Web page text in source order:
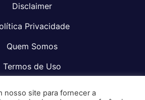
Disclaimer
Privacidade
Quem Somos
Termos de Uso
nosso site para fornecer a